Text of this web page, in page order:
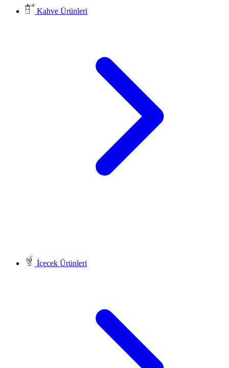
Kahve Ürünleri
İçecek Ürünleri